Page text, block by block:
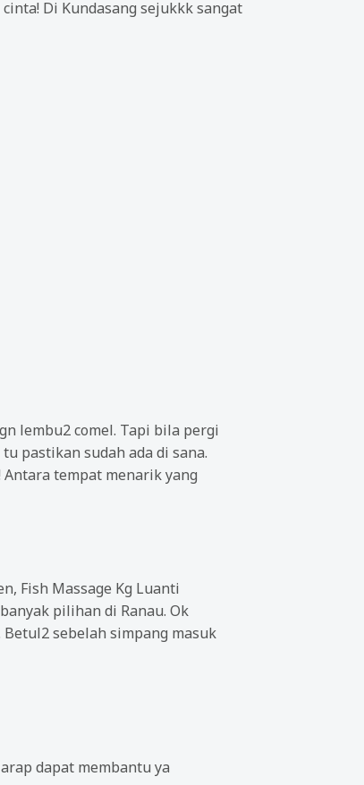
Di Kundasang sejukkk sangat
lembu2 comel. Tapi bila pergi
pastikan sudah ada di sana.
tempat menarik yang
Fish Massage Kg Luanti
pilihan di Ranau. Ok
sebelah simpang masuk
dapat membantu ya